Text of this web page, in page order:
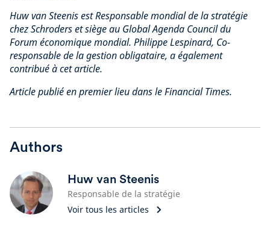
Huw van Steenis est Responsable mondial de la stratégie
chez Schroders et siège au Global Agenda Council du
Forum économique mondial. Philippe Lespinard, Co-
responsable de la gestion obligataire, a également
contribué à cet article.
Article publié en premier lieu dans le Financial Times.
Authors
Huw van Steenis
Responsable de la stratégie
Voir tous les articles